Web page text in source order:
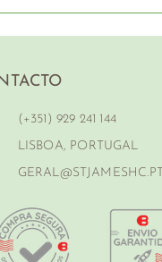
(+351) 929 241 144
LISBOA, PORTUGAL
GERAL@STJAMESHC.PT